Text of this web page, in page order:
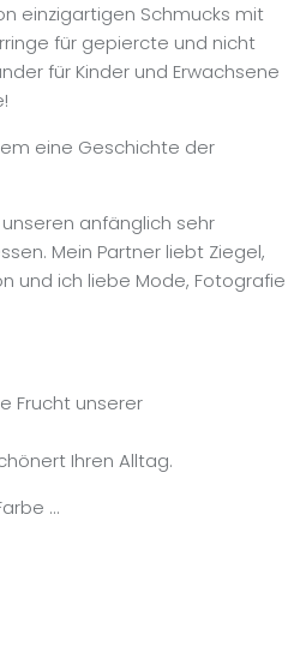
einzigartigen Schmucks mit
für gepiercte und nicht
für Kinder und Erwachsene
eine Geschichte der
anfänglich sehr
Mein Partner liebt Ziegel,
und ich liebe Mode, Fotografie
Frucht unserer
Ihren Alltag.
…